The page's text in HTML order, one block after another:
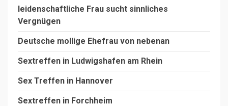
leidenschaftliche Frau sucht sinnliches
Vergnügen
Deutsche mollige Ehefrau von nebenan
Sextreffen in Ludwigshafen am Rhein
Sex Treffen in Hannover
Sextreffen in Forchheim